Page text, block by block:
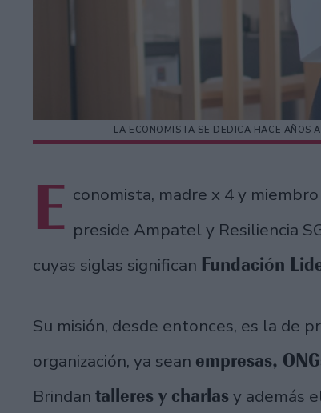
LA ECONOMISTA SE DEDICA HACE AÑOS
E conomista, madre x 4 y
preside Ampatel y Resiliencia
cuyas siglas significan Fundación
Su misión, desde entonces, es la de
organización, ya sean empresas,
Brindan talleres y charlasy además